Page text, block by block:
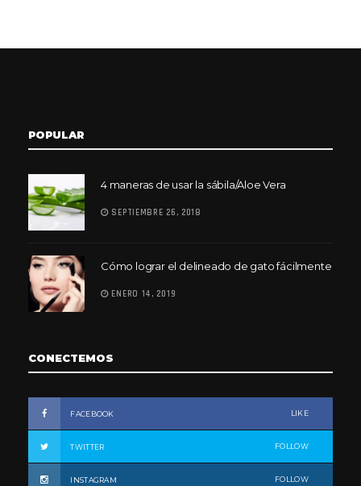
POPULAR
4 maneras de usar la sábila/Aloe Vera
SEPTIEMBRE 26, 2018
Cómo lograr el delineado de gato fácilmente
ENERO 14, 2019
CONECTEMOS
FACEBOOK LIKE
TWITTER FOLLOW
INSTAGRAM FOLLOW